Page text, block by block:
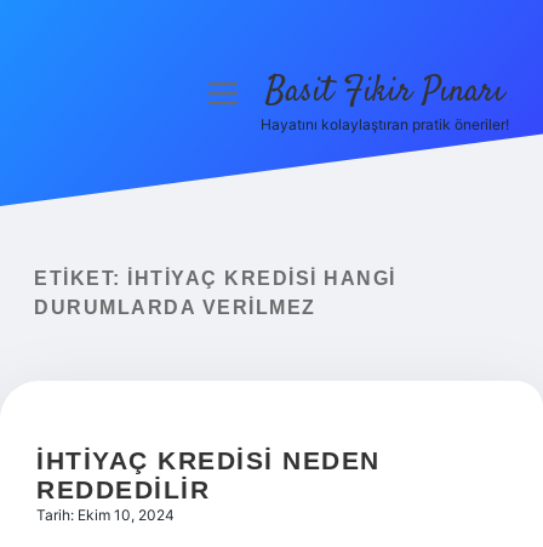
Yasal Uyarı
menüyüBasit Fikir Pınarı
Hayatını kolaylaştıran pratik öneriler!
ETIKET:
İHTIYAÇ KREDISI HANGI
DURUMLARDA VERILMEZ
İHTIYAÇ KREDISI NEDEN
REDDEDILIR
Tarih: Ekim 10, 2024